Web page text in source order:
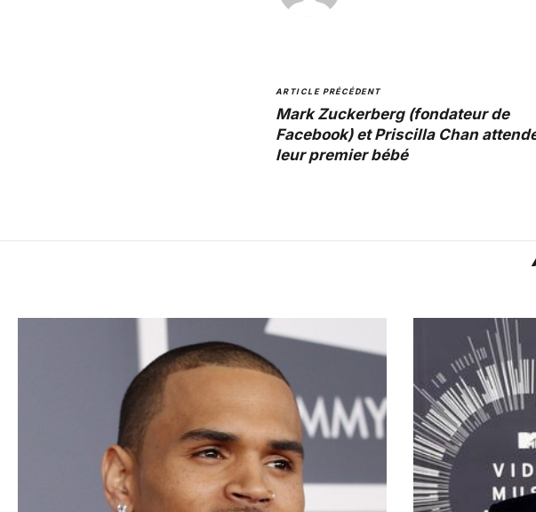
ARTICLE PRÉCÉDENT
Mark Zuckerberg (fondateur de
Facebook) et Priscilla Chan
leur premier bébé